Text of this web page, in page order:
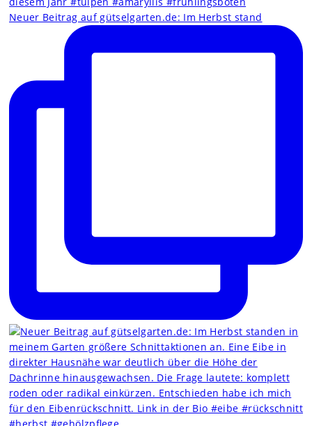
Neuer Beitrag auf gütselgarten.de: Im Herbst stand